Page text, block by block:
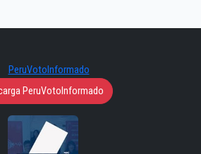
PeruVotoInformado